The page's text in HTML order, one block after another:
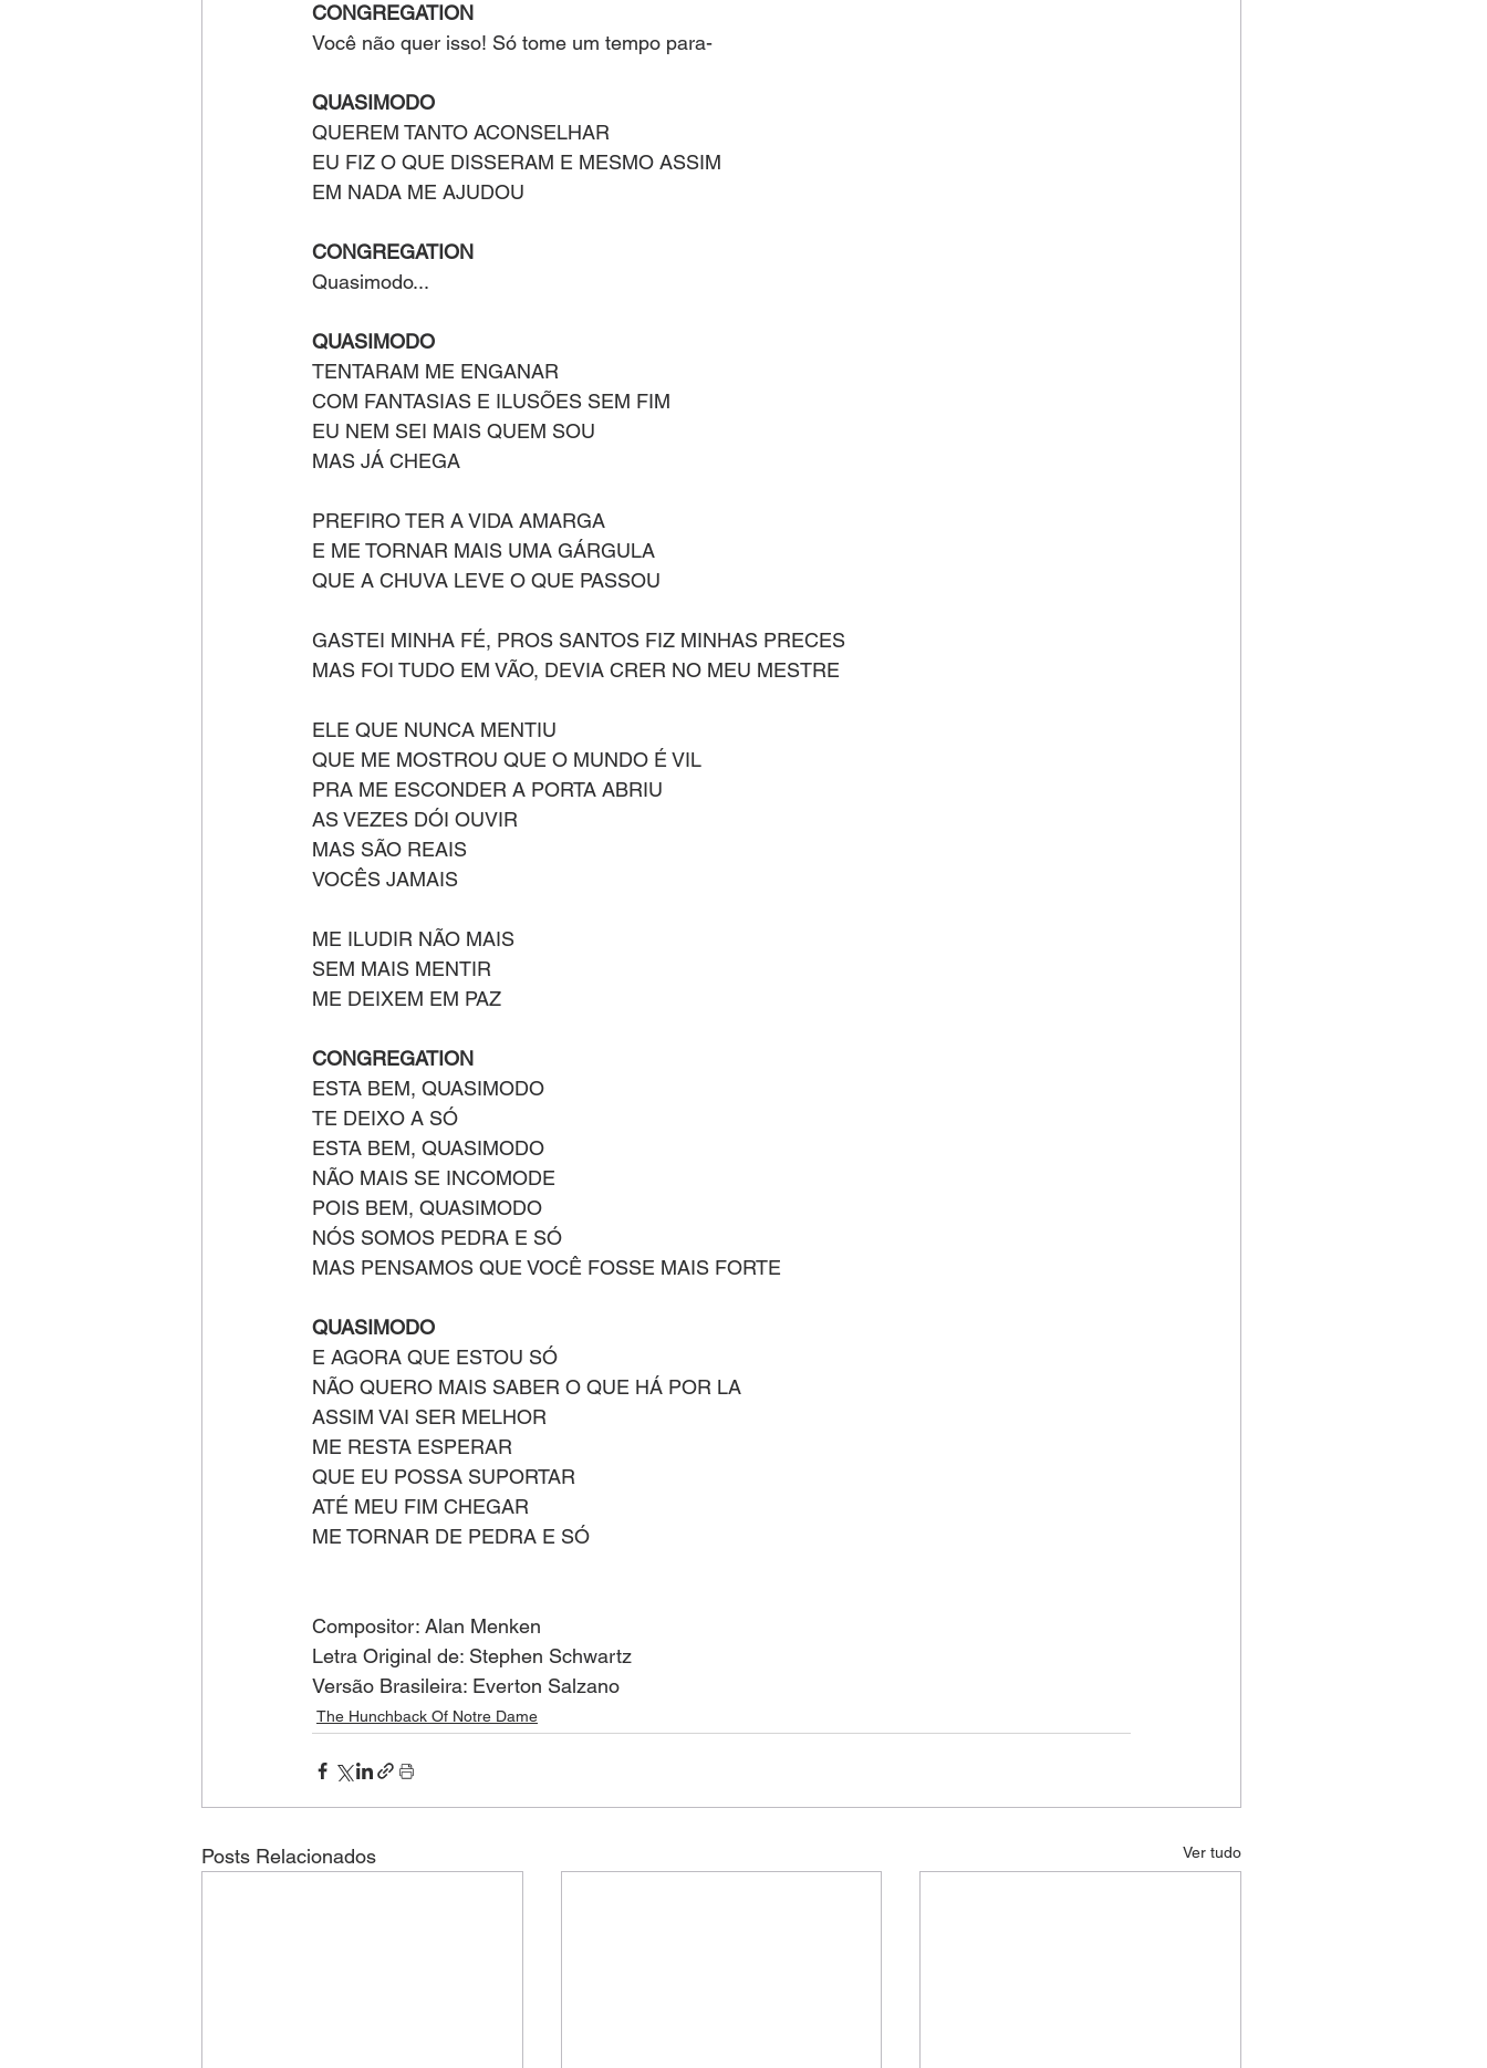
CONGREGATION
Você não quer isso! Só tome um tempo para-
QUASIMODO
QUEREM TANTO ACONSELHAR
EU FIZ O QUE DISSERAM E MESMO ASSIM
EM NADA ME AJUDOU
CONGREGATION
Quasimodo...
QUASIMODO
TENTARAM ME ENGANAR
COM FANTASIAS E ILUSÕES SEM FIM
EU NEM SEI MAIS QUEM SOU
MAS JÁ CHEGA
PREFIRO TER A VIDA AMARGA
E ME TORNAR MAIS UMA GÁRGULA
QUE A CHUVA LEVE O QUE PASSOU
GASTEI MINHA FÉ, PROS SANTOS FIZ MINHAS PRECES
MAS FOI TUDO EM VÃO, DEVIA CRER NO MEU MESTRE
ELE QUE NUNCA MENTIU
QUE ME MOSTROU QUE O MUNDO É VIL
PRA ME ESCONDER A PORTA ABRIU
AS VEZES DÓI OUVIR
MAS SÃO REAIS
VOCÊS JAMAIS
ME ILUDIR NÃO MAIS
SEM MAIS MENTIR
ME DEIXEM EM PAZ
CONGREGATION
ESTA BEM, QUASIMODO
TE DEIXO A SÓ
ESTA BEM, QUASIMODO
NÃO MAIS SE INCOMODE
POIS BEM, QUASIMODO
NÓS SOMOS PEDRA E SÓ
MAS PENSAMOS QUE VOCÊ FOSSE MAIS FORTE
QUASIMODO
E AGORA QUE ESTOU SÓ
NÃO QUERO MAIS SABER O QUE HÁ POR LA
ASSIM VAI SER MELHOR
ME RESTA ESPERAR
QUE EU POSSA SUPORTAR
ATÉ MEU FIM CHEGAR
ME TORNAR DE PEDRA E SÓ
Compositor: Alan Menken
Letra Original de: Stephen Schwartz
Versão Brasileira: Everton Salzano
The Hunchback Of Notre Dame
Posts Relacionados Ver tudo